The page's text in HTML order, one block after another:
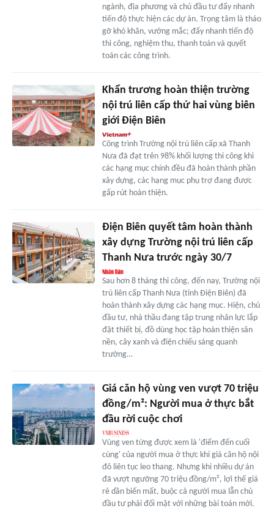
ngành, địa phương và chủ đầu tư đẩy nhanh
tiến độ thực hiện các dự án. Trọng tâm là tháo
gỡ khó khăn, vướng mắc; đẩy nhanh tiến độ
thi công, nghiệm thu, thanh toán và quyết
toán các công trình.
Khẩn trương hoàn thiện trường
nội trú liên cấp thứ hai vùng biên
giới Điện Biên
Công trình Trường nội trú liên cấp xã Thanh
Nưa đã đạt trên 98% khối lượng thi công khi
các hạng mục chính đều đã hoàn thành phần
xây dựng, các hạng mục phụ trợ đang được
gấp rút hoàn thiện.
Điện Biên quyết tâm hoàn thành
xây dựng Trường nội trú liên cấp
Thanh Nưa trước ngày 30/7
Sau hơn 8 tháng thi công, đến nay, Trường nội
trú liên cấp Thanh Nưa (tỉnh Điện Biên) đã
hoàn thành xây dựng các hạng mục. Hiện, chủ
đầu tư, nhà thầu đang tập trung nhân lực lắp
đặt thiết bị, đồ dùng học tập hoàn thiện sân
nền, cây xanh và điện chiếu sáng quanh
trường…
Giá căn hộ vùng ven vượt 70 triệu
đồng/m²: Người mua ở thực bắt
đầu rời cuộc chơi
Vùng ven từng được xem là 'điểm đến cuối
cùng' của người mua ở thực khi giá căn hộ nội
đô liên tục leo thang. Nhưng khi nhiều dự án
đã vượt ngưỡng 70 triệu đồng/m², lợi thế giá
rẻ dần biến mất, buộc cả người mua lẫn chủ
đầu tư phải đối mặt với những bài toán mới.